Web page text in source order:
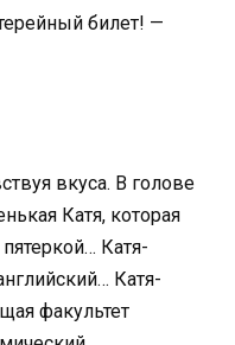
билет! —
вкуса. В голове
Катя, которая
Катя-
Катя-
факультет